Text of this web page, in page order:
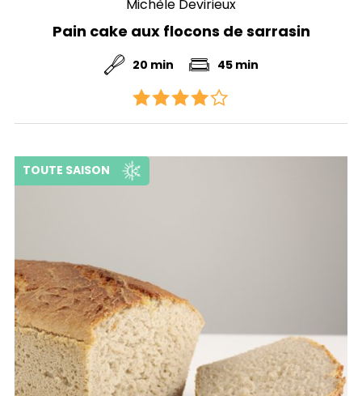
Michèle Devirieux
Pain cake aux flocons de sarrasin
20 min 45 min
TOUTE SAISON